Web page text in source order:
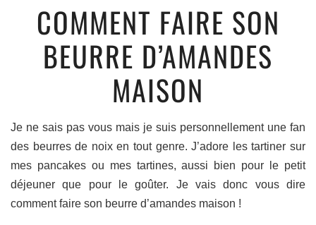
COMMENT FAIRE SON
BEURRE D’AMANDES
MAISON
Je ne sais pas vous mais je suis personnellement une fan
des beurres de noix en tout genre. J’adore les tartiner sur
mes pancakes ou mes tartines, aussi bien pour le petit
déjeuner que pour le goûter. Je vais donc vous dire
comment faire son beurre d’amandes maison !